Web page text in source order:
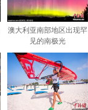
澳大利亚南部地区出现罕
见的南极光